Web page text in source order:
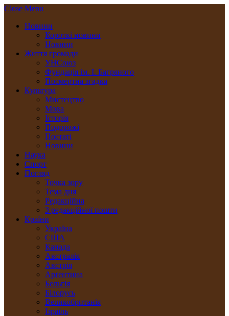
Close Menu
Новини
Короткі новини
Новини
Життя громади
УНСоюз
Фундація ім. І. Багряного
Посмертна згадка
Культура
Мистецтво
Мова
Історія
Подорожі
Постаті
Новини
Наука
Спорт
Погляд
Точка зору
Тема дня
Редакційна
З редакційної пошти
Країни
Україна
США
Канада
Австралія
Австрія
Арґентина
Бельгія
Білорусь
Великобританія
Ізраїль